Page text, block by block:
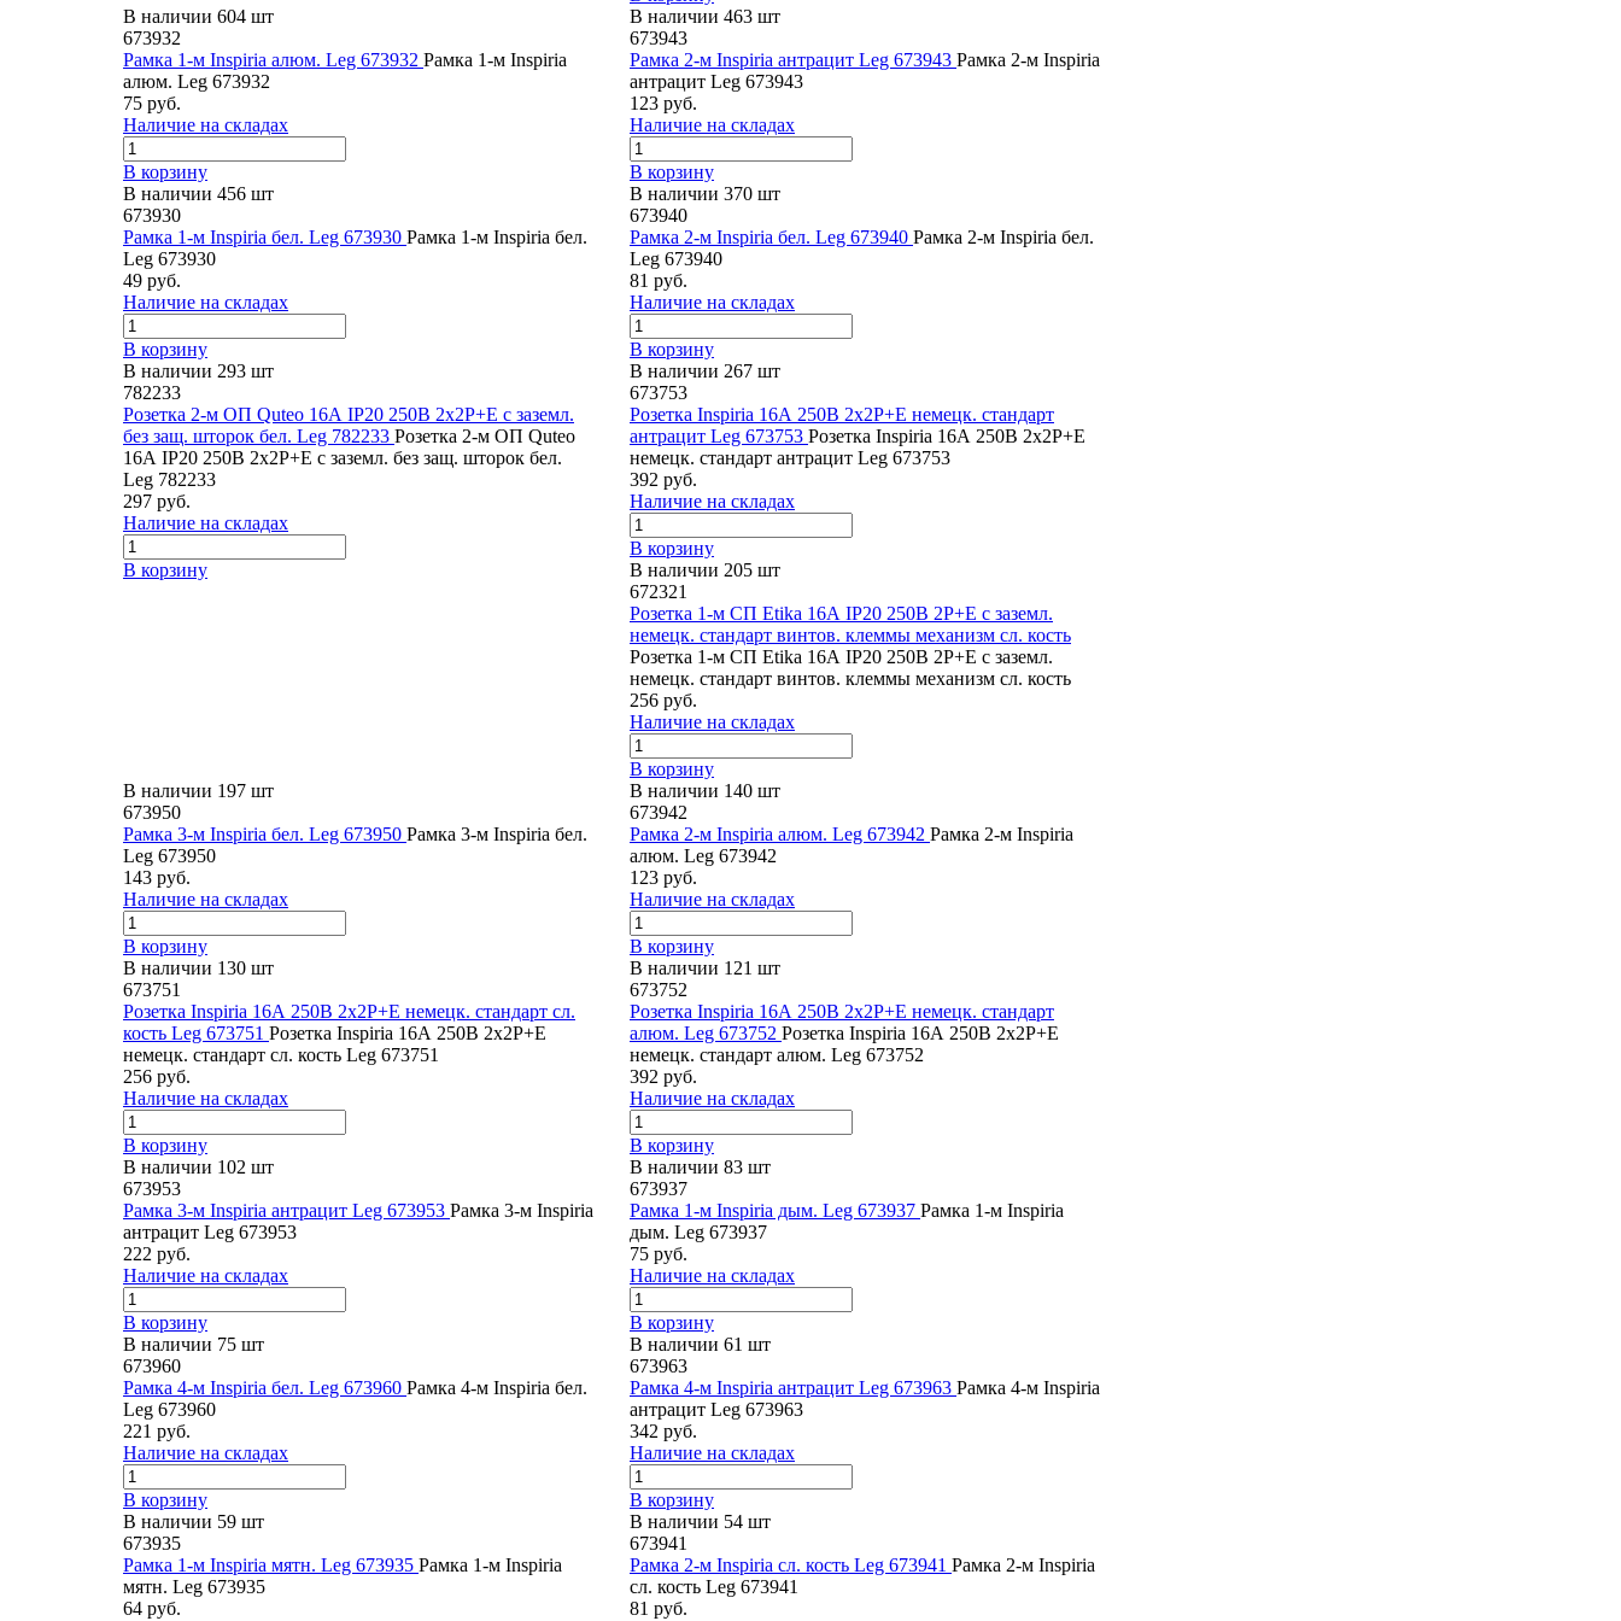
В наличии 604 шт
673932
Рамка 1-м Inspiria алюм. Leg 673932 Рамка 1-м Inspiria
алюм. Leg 673932
75 руб.
Наличие на складах
В корзину
В наличии 463 шт
673943
Рамка 2-м Inspiria антрацит Leg 673943 Рамка 2-м Inspiria
антрацит Leg 673943
123 руб.
Наличие на складах
В корзину
В наличии 456 шт
673930
Рамка 1-м Inspiria бел. Leg 673930 Рамка 1-м Inspiria бел.
Leg 673930
49 руб.
Наличие на складах
В корзину
В наличии 370 шт
673940
Рамка 2-м Inspiria бел. Leg 673940 Рамка 2-м Inspiria бел.
Leg 673940
81 руб.
Наличие на складах
В корзину
В наличии 293 шт
782233
Розетка 2-м ОП Quteo 16А IP20 250В 2х2P+E с заземл.
без защ. шторок бел. Leg 782233 Розетка 2-м ОП Quteo
16А IP20 250В 2х2P+E с заземл. без защ. шторок бел.
Leg 782233
297 руб.
Наличие на складах
В корзину
В наличии 267 шт
673753
Розетка Inspiria 16А 250В 2х2P+E немецк. стандарт
антрацит Leg 673753 Розетка Inspiria 16А 250В 2х2P+E
немецк. стандарт антрацит Leg 673753
392 руб.
Наличие на складах
В корзину
В наличии 205 шт
672321
Розетка 1-м СП Etika 16А IP20 250В 2P+E с заземл.
немецк. стандарт винтов. клеммы механизм сл. кость
Розетка 1-м СП Etika 16А IP20 250В 2P+E с заземл.
немецк. стандарт винтов. клеммы механизм сл. кость
256 руб.
Наличие на складах
В корзину
В наличии 197 шт
673950
Рамка 3-м Inspiria бел. Leg 673950 Рамка 3-м Inspiria бел.
Leg 673950
143 руб.
Наличие на складах
В корзину
В наличии 140 шт
673942
Рамка 2-м Inspiria алюм. Leg 673942 Рамка 2-м Inspiria
алюм. Leg 673942
123 руб.
Наличие на складах
В корзину
В наличии 130 шт
673751
Розетка Inspiria 16А 250В 2х2P+E немецк. стандарт сл.
кость Leg 673751 Розетка Inspiria 16А 250В 2х2P+E
немецк. стандарт сл. кость Leg 673751
256 руб.
Наличие на складах
В корзину
В наличии 121 шт
673752
Розетка Inspiria 16А 250В 2х2P+E немецк. стандарт
алюм. Leg 673752 Розетка Inspiria 16А 250В 2х2P+E
немецк. стандарт алюм. Leg 673752
392 руб.
Наличие на складах
В корзину
В наличии 102 шт
673953
Рамка 3-м Inspiria антрацит Leg 673953 Рамка 3-м Inspiria
антрацит Leg 673953
222 руб.
Наличие на складах
В корзину
В наличии 83 шт
673937
Рамка 1-м Inspiria дым. Leg 673937 Рамка 1-м Inspiria
дым. Leg 673937
75 руб.
Наличие на складах
В корзину
В наличии 75 шт
673960
Рамка 4-м Inspiria бел. Leg 673960 Рамка 4-м Inspiria бел.
Leg 673960
221 руб.
Наличие на складах
В корзину
В наличии 61 шт
673963
Рамка 4-м Inspiria антрацит Leg 673963 Рамка 4-м Inspiria
антрацит Leg 673963
342 руб.
Наличие на складах
В корзину
В наличии 59 шт
673935
Рамка 1-м Inspiria мятн. Leg 673935 Рамка 1-м Inspiria
мятн. Leg 673935
64 руб.
В наличии 54 шт
673941
Рамка 2-м Inspiria сл. кость Leg 673941 Рамка 2-м Inspiria
сл. кость Leg 673941
81 руб.